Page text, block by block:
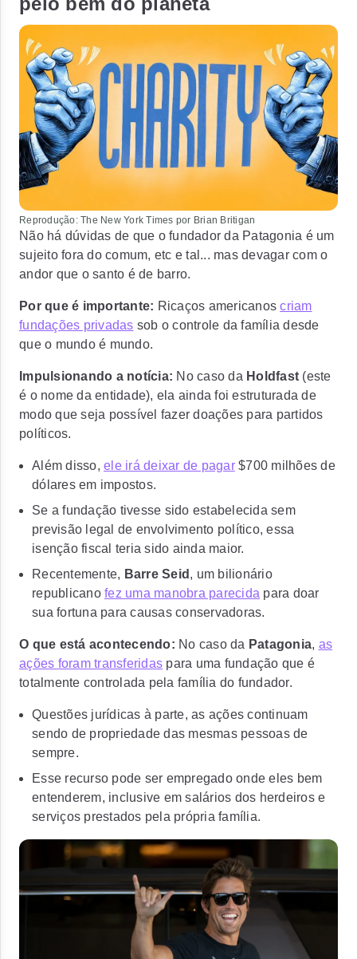
Reprodução: The New York Times por Brian Britigan
Não há dúvidas de que o fundador da Patagonia é um
sujeito fora do comum, etc e tal... mas devagar com o
andor que o santo é de barro.
Por que é importante: Ricaços americanoscriam
fundações privadas sob o controle da família desde
que o mundo é mundo.
Impulsionando a notícia: No caso da Holdfast (este
é o nome da entidade), ela ainda foi estruturada de
modo que seja possível fazer doações para partidos
políticos.
Além disso, ele irá deixar de pagar$700 milhões de
dólares em impostos.
Se a fundação tivesse sido estabelecida sem
previsão legal de envolvimento político, essa
isenção fiscal teria sido ainda maior.
Recentemente, Barre Seid , um bilionário
republicano fez uma manobra parecida para doar
sua fortuna para causas conservadoras.
O que está acontecendo: No caso da Patagonia, as
ações foram transferidas para uma fundação que é
totalmente controlada pela família do fundador.
Questões jurídicas à parte, as ações continuam
sendo de propriedade das mesmas pessoas de
sempre.
Esse recurso pode ser empregado onde eles bem
entenderem, inclusive em salários dos herdeiros e
serviços prestados pela própria família.